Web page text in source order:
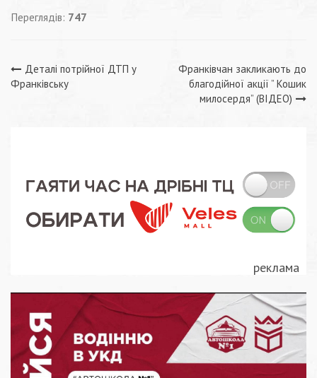
Переглядів: 747
Навігація
Деталі потрійної ДТП у
Франківську
Франківчан закликають до
благодійної акції ” Кошик
милосердя” (ВІДЕО)